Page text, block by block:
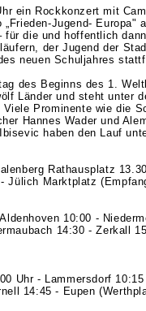
ein Rockkonzert mit
Jugend- Europa"
die und hoffentlich
der Jugend der
neuen Schuljahres
des Beginns des 1.
Länder und steht unter
Prominente wie die
Hannes Wader und
haben den Lauf
Rathausplatz
Jülich Marktplatz
10:00 -
14:30 - Zerkall
Uhr - Lammersdorf
14:45 - Eupen